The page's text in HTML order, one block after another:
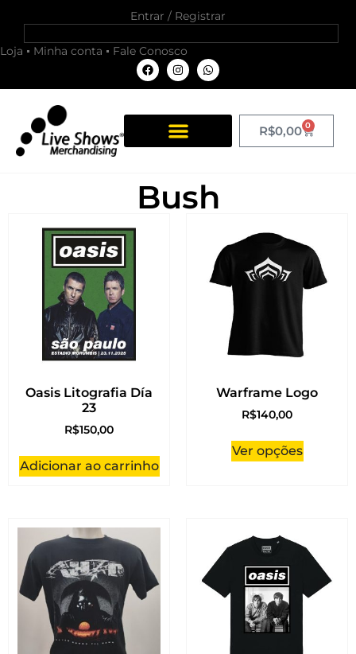
Entrar / Registrar
Loja Minha conta Fale Conosco
R$0,00 0
Bush
Oasis Litografia Día
23
R$150,00
Adicionar ao carrinho
Warframe Logo
R$140,00
Ver opções